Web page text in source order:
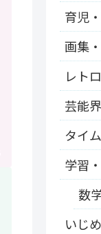
育児
画集
レト
芸能界
タイ
学習
数
いじめ